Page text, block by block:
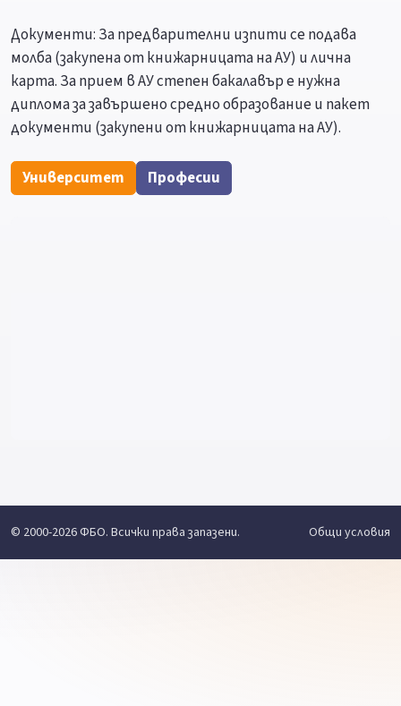
Документи: За предварителни изпити се подава
молба (закупена от книжарницата на АУ) и лична
карта. За прием в АУ степен бакалавър е нужна
диплома за завършено средно образование и пакет
документи (закупени от книжарницата на АУ).
Университет Професии
© 2000-2026 ФБО. Всички права запазени. Общи условия